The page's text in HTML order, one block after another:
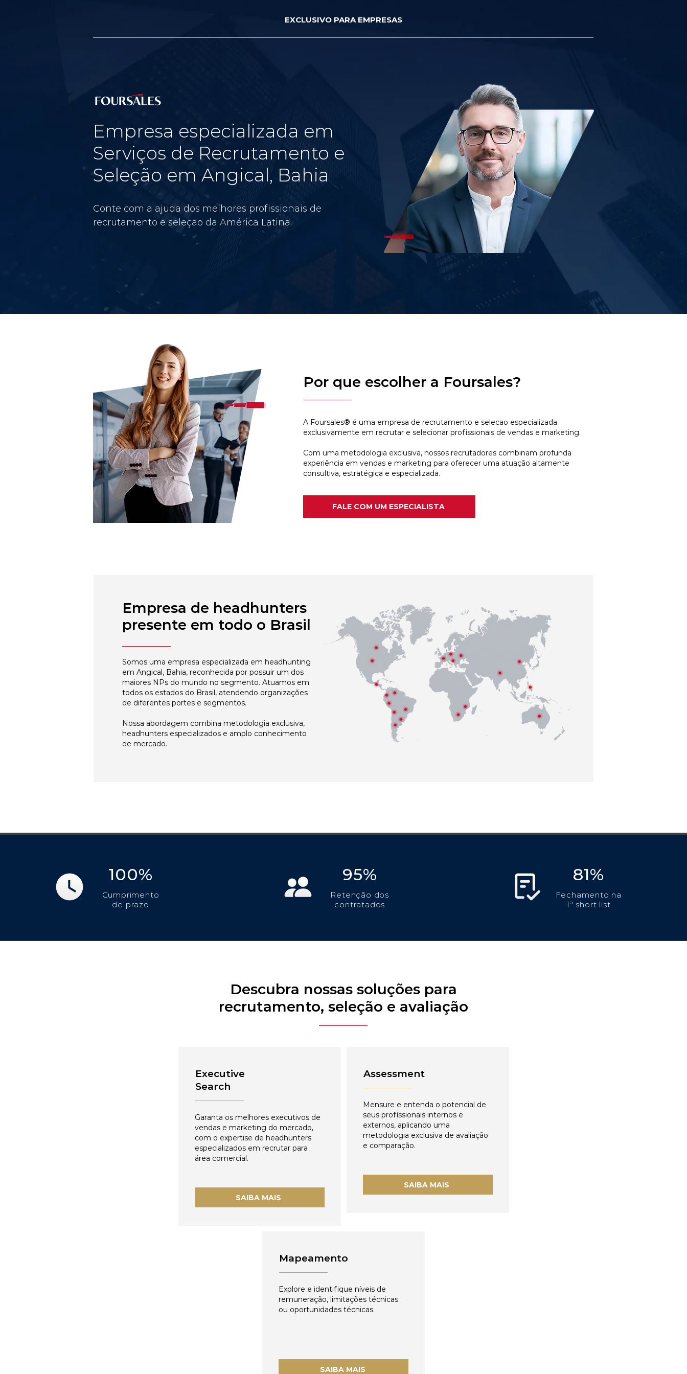
EXCLUSIVO PARA EMPRESAS
Empresa especializada em
Serviços de Recrutamento e
Seleção em Angical, Bahia
Conte com a ajuda dos melhores profissionais de
recrutamento e seleção da América Latina.
Por que escolher a Foursales?
A Foursales® é uma empresa de recrutamento e selecao especializada
exclusivamente em recrutar e selecionar profissionais de vendas e marketing.
Com uma metodologia exclusiva, nossos recrutadores combinam profunda
experiência em vendas e marketing para oferecer uma atuação altamente
consultiva, estratégica e especializada.
FALE COM UM ESPECIALISTA
Empresa de headhunters
presente em todo o Brasil
Somos uma empresa especializada em headhunting
em Angical, Bahia, reconhecida por possuir um dos
maiores NPs do mundo no segmento. Atuamos em
todos os estados do Brasil, atendendo organizações
de diferentes portes e segmentos.
Nossa abordagem combina metodologia exclusiva,
headhunters especializados e amplo conhecimento
de mercado.
100%
Cumprimento
de prazo
95%
Retenção dos
contratados
81%
Fechamento na
1ª short list
Descubra nossas soluções para
recrutamento, seleção e avaliação
Executive
Search
Garanta os melhores executivos de
vendas e marketing do mercado,
com o expertise de headhunters
especializados em recrutar para
área comercial.
SAIBA MAIS
Assessment
Mensure e entenda o potencial de
seus profissionais internos e
externos, aplicando uma
metodologia exclusiva de avaliação
e comparação.
SAIBA MAIS
Mapeamento
Explore e identifique níveis de
remuneração, limitações técnicas
ou oportunidades técnicas.
SAIBA MAIS